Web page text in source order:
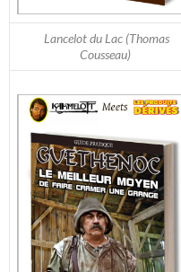
Lancelot du Lac (Thomas
Cousseau)